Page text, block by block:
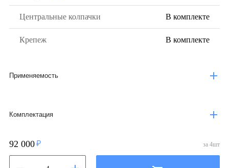
Центральные колпачки В комплекте
Крепеж В комплекте
Применяемость
Комплектация
92 000 за 4шт